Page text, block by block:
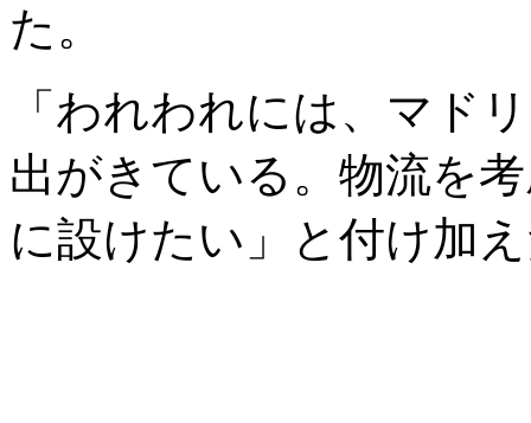
た。
「われわれには、マド
出がきている。物流を
に設けたい」と付け加